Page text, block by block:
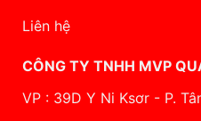
Liên hệ
CÔNG TY TNHH MVP
VP : 39D Y Ni Ksơr - P.